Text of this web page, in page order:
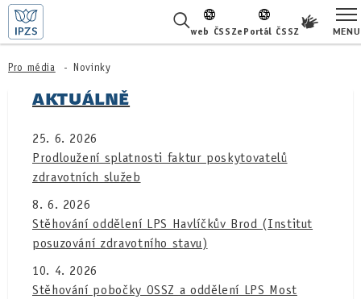
web ČSSZePortál ČSSZ MENU
ŽIVOTNÍ SITUACE
ČASTÉ DOTAZY
O NÁS
KARIÉRA
PRO LÉKAŘE
Pro média Novinky
AKTUÁLNĚ
25. 6. 2026
Prodloužení splatnosti faktur poskytovatelů
zdravotních služeb
8. 6. 2026
Stěhování oddělení LPS Havlíčkův Brod (Institut
posuzování zdravotního stavu)
10. 4. 2026
Stěhování pobočky OSSZ a oddělení LPS Most